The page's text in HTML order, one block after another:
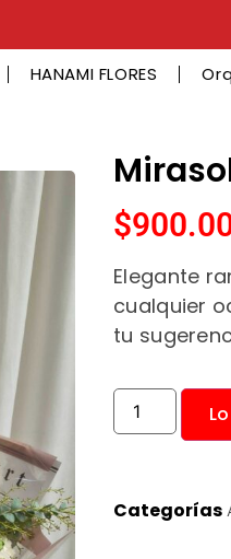
HANAMI FLORES
$
Elegante
cualquier
tu
Categorías